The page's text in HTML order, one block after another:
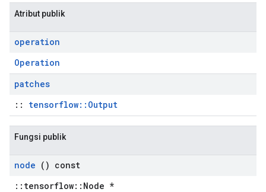
Atribut publik
operation
Operation
patches
:: tensorflow::Output
Fungsi publik
node () const
::tensorflow::Node *